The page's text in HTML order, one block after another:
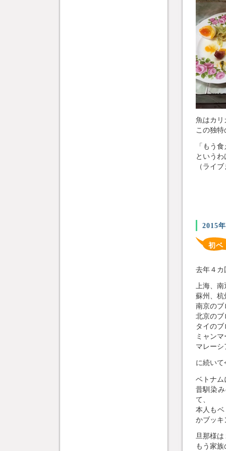
魚はカリ
この独
「もう
という
（ライ
2015
初ベ
去年４カ
上海、
蘇州、杭
南京のブ
北京のブ
タイのブ
ミャン
マレーシ
に続い
ベトナム
昔馴染
て、
本人も
かブッキ
旦那様
もう家